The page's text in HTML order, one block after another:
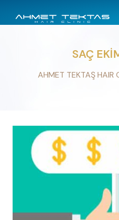
SAÇ
AHMET TEKTAŞ HAIR